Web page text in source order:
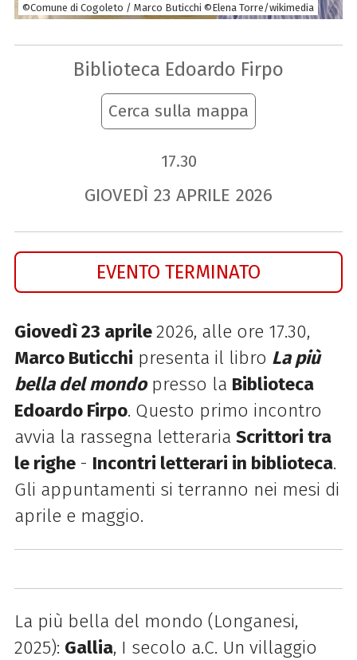
©Comune di Cogoleto / Marco Buticchi ©Elena Torre/wikimedia
Biblioteca Edoardo Firpo
Cerca sulla mappa
17.30
GIOVEDÌ 23 APRILE 2026
EVENTO TERMINATO
Giovedì 23 aprile2026, alle ore 17.30,
Marco Buticchi presenta il libro La più
bella del mondopresso la Biblioteca
Edoardo Firpo. Questo primo incontro
avvia la rassegna letteraria Scrittori tra
le righe - Incontri letterari in biblioteca.
Gli appuntamenti si terranno nei mesi di
aprile e maggio.
La più bella del mondo (Longanesi,
2025): Gallia, I secolo a.C. Un villaggio